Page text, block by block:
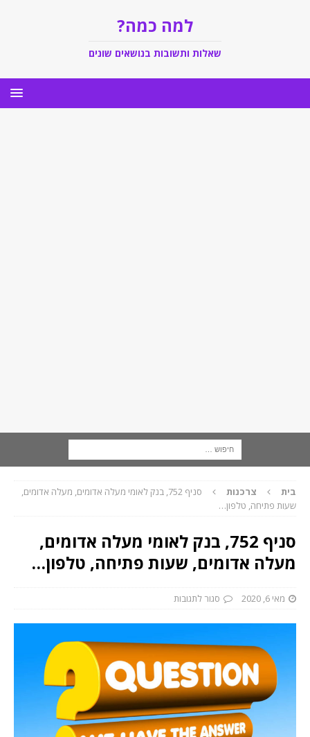
למה כמה?
שאלות ותשובות בנושאים שונים
בית צרכנות
סניף 752, בנק לאומי מעלה אדומים, מעלה אדומים,
שעות פתיחה, טלפון…
סניף 752, בנק לאומי מעלה אדומים,
מעלה אדומים, שעות פתיחה, טלפון…
מאי 6, 2020 סגור לתגובות